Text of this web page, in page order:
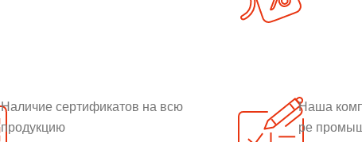
Наличие сертификатов на всю
продукцию
Наша
ре